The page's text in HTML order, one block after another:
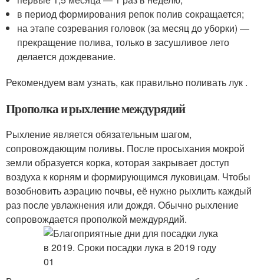
в период формирования репок полив сокращается;
на этапе созревания головок (за месяц до уборки) —
прекращение полива, только в засушливое лето
делается дождевание.
Рекомендуем вам узнать, как правильно поливать лук .
Прополка и рыхление междурядий
Рыхление является обязательным шагом,
сопровождающим поливы. После просыхания мокрой
земли образуется корка, которая закрывает доступ
воздуха к корням и формирующимся луковицам. Чтобы
возобновить аэрацию почвы, её нужно рыхлить каждый
раз после увлажнения или дождя. Обычно рыхление
сопровождается прополкой междурядий.